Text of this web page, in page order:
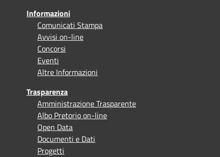
Informazioni
Comunicati Stampa
Avvisi on-line
Concorsi
Eventi
Altre Informazioni
Trasparenza
Amministrazione Trasparente
Albo Pretorio on-line
Open Data
Documenti e Dati
Progetti